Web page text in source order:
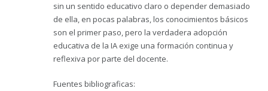
sin un sentido educativo claro o depender demasiado
de ella, en pocas palabras, los conocimientos básicos
son el primer paso, pero la verdadera adopción
educativa de la IA exige una formación continua y
reflexiva por parte del docente.
Fuentes bibliograficas: